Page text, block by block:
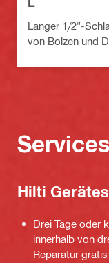
Langer 1/2"-
von Bolzen und
Services
Hilti
Drei Tage oder
innerhalb von
Reparatur gratis